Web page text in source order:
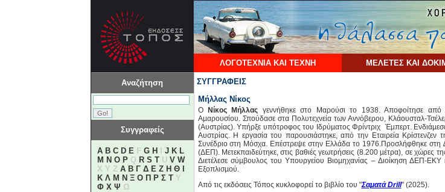
ΛΟΓΟΤΕΧΝΙΑ ΚΑΙ ΤΕΧΝΗ ΜΕΛΕΤΕΣ ΚΑΙ
Αναζήτηση
Συγγραφείς
A B C D EF G H J K L
M N O PQ R S TU V W
X Y Z Α Β Γ Δ Ε Ζ Η Θ
Κ Λ Μ Ν Ξ Ο Π Ρ Σ ΤΥ
Φ Χ Ψ Ω
ΣΥΓΓΡΑΦΕΙΣ
Μήλλας Νίκος
Ο Νίκος Μήλλας γεννήθηκε στο Μαρούσι το 1938. Αποφοίτησε από
Αµαρουσίου. Σπούδασε στα Πολυτεχνεία των Αννόβερου, Κλάουσταλ-
(Αυστρίας). Υπήρξε υπότροφος του Ιδρύµατος Φρίντριχ Έµπερτ.
Αυστρίας. Η εργασία του παρουσιάστηκε, από την Εταιρεία Κρίστενζεν
Συνέδριο στη Μόσχα. Επέστρεψε στην Ελλάδα το 1976.Προσλήφθηκε στη
(ΔΕΠ). Μετεκπαιδεύτηκε, στις βαθιές γεωτρήσεις (8.200 µέτρα), σε χώρες
Διετέλεσε σύµβουλος του Υπουργείου Βιοµηχανίας – Διοίκηση ΔΕΠ-ΕΚΥ
Εξοπλισµού.
Από τις εκδόσεις Τόπος κυκλοφορεί το βιβλίο του "Σαματά Drill" (2025).